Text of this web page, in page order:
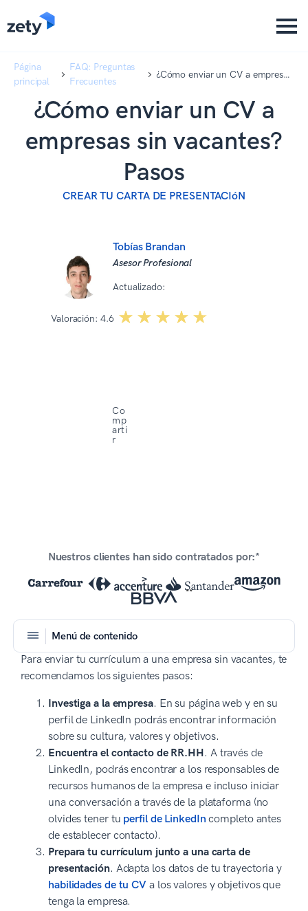
Página
principal
FAQ: Preguntas
Frecuentes
¿Cómo enviar un CV a empresas
¿Cómo enviar un CV a
empresas sin vacantes?
Pasos
CREAR TU CARTA DE PRESENTACIóN
Tobías Brandan
Asesor Profesional
Actualizado:
Valoración: 4.6 ☆☆☆☆☆
★★★★★
Co
mp
arti
r
Nuestros clientes han sido contratados por:*
Menú de contenido
Para enviar tu currículum a una empresa sin vacantes, te
recomendamos los siguientes pasos:
Investiga a la empresa. En su página web y en su
perfil de LinkedIn podrás encontrar información
sobre su cultura, valores y objetivos.
Encuentra el contacto de RR.HH. A través de
LinkedIn, podrás encontrar a los responsables de
recursos humanos de la empresa e incluso iniciar
una conversación a través de la plataforma (no
olvides tener tu perfil de LinkedIn completo antes
de establecer contacto).
Prepara tu currículum junto a una carta de
presentación. Adapta los datos de tu trayectoria y
habilidades de tu CV a los valores y objetivos que
tenga la empresa.